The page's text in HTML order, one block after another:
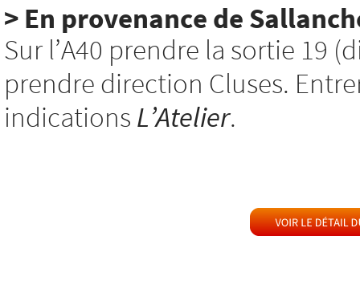
> En provenance de
Sur l’A40 prendre la sortie 19
prendre direction Cluses.
indications L’Atelier.